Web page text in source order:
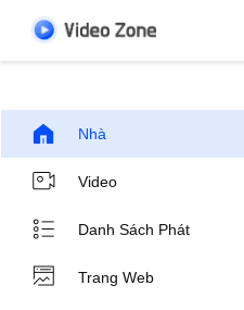
Nhà
Video
Danh Sách Phát
Trang Web